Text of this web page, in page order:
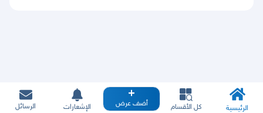
الرئيسية كل الأقسام أضف عرض الإشعارات الرسائل